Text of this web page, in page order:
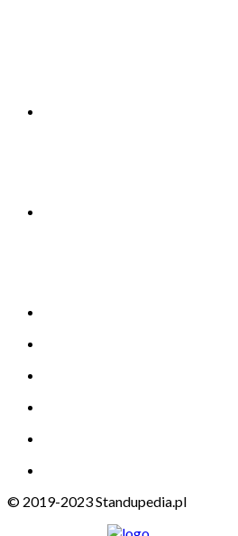
© 2019-2023 Standupedia.pl